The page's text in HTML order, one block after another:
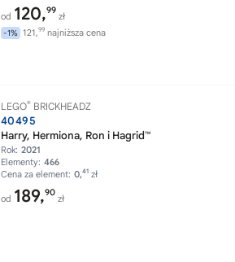
od 120,99
zł
-1% 121,99 najniższa cena
LEGO® BRICKHEADZ
40495
Harry, Hermiona, Ron i Hagrid™
Rok: 2021
Elementy: 466
Cena za element: 0,41 zł
od 189,90
zł